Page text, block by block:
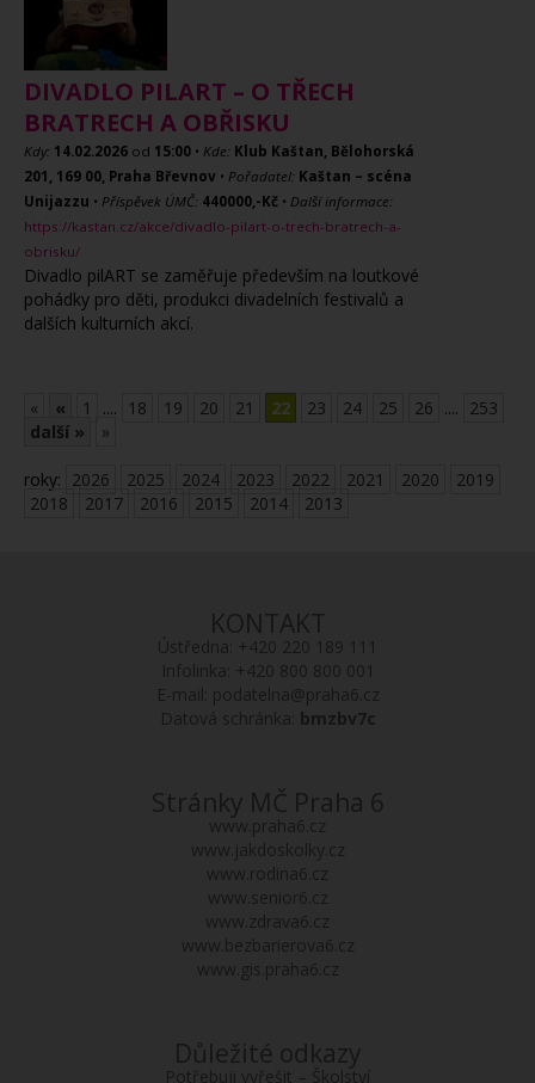
DIVADLO PILART – O TŘECH
BRATRECH A OBŘISKU
Kdy: 14.02.2026 od 15:00 • Kde: Klub Kaštan, Bělohorská
201, 169 00, Praha Břevnov • Pořadatel: Kaštan – scéna
Unijazzu • Příspěvek ÚMČ: 440000,-Kč • Další informace:
https://kastan.cz/akce/divadlo-pilart-o-trech-bratrech-a-
obrisku/
Divadlo pilART se zaměřuje především na loutkové
pohádky pro děti, produkci divadelních festivalů a
dalších kulturních akcí.
« « 1 .... 18 19 20 21 22 23 24 25 26 .... 253
další »
»
roky: 2026 2025 2024 2023 2022 2021 2020
2019
2018
2017 2016 2015 2014 2013
KONTAKT
Ústředna: +420 220 189 111
Infolinka: +420 800 800 001
E-mail: podatelna@praha6.cz
Datová schránka: bmzbv7c
Stránky MČ Praha 6
www.praha6.cz
www.jakdoskolky.cz
www.rodina6.cz
www.senior6.cz
www.zdrava6.cz
www.bezbarierova6.cz
www.gis.praha6.cz
Důležité odkazy
Potřebuji vyřešit – Školství